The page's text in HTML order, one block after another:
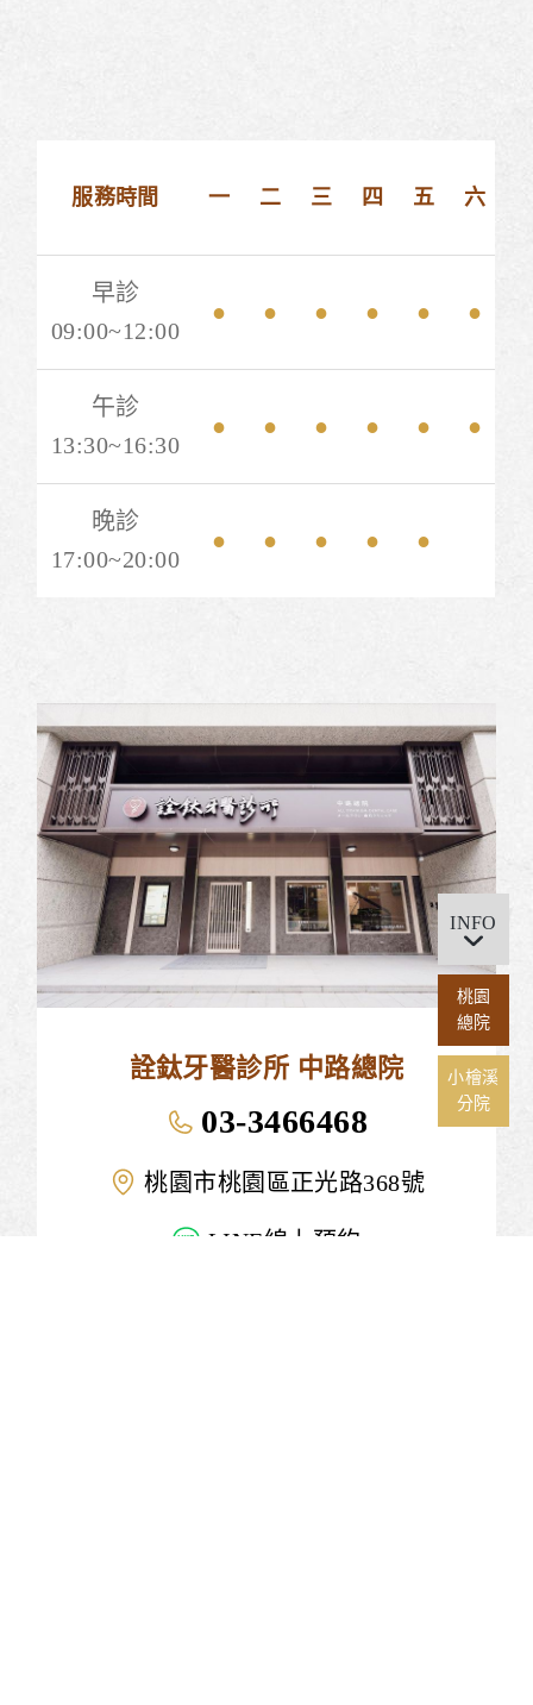
服務時間 一 二 三 四 五 六
早診
09:00~12:00
● ● ● ● ● ●
午診
13:30~16:30
● ● ● ● ● ●
晚診
17:00~20:00
● ● ● ● ●
詮鈦牙醫診所 中路總院
03-3466468
桃園市桃園區正光路368號
LINE線上預約
INFO
桃園
總院
小檜溪
分院